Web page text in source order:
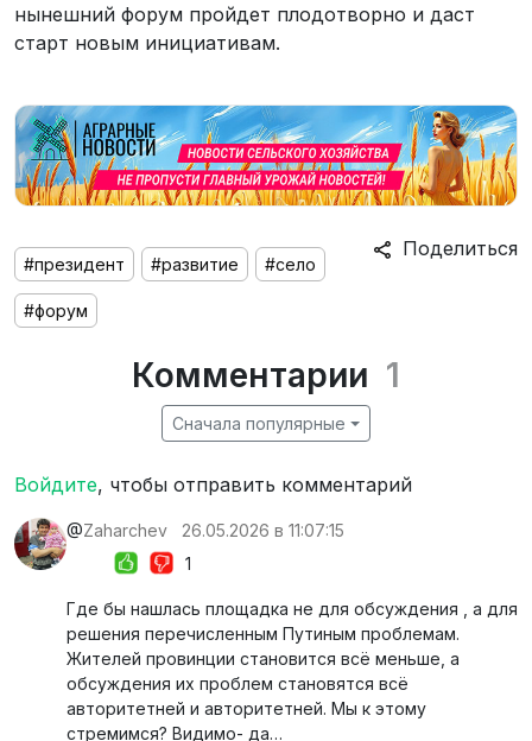
нынешний форум пройдет плодотворно и даст
старт новым инициативам.
Поделиться
#президент #развитие #село
#форум
Комментарии 1
Сначала популярные
Войдите, чтобы отправить комментарий
@Zaharchev
26.05.2026 в 11:07:15
1
Где бы нашлась площадка не для обсуждения , а для
решения перечисленным Путиным проблемам.
Жителей провинции становится всё меньше, а
обсуждения их проблем становятся всё
авторитетней и авторитетней. Мы к этому
стремимся? Видимо- да…